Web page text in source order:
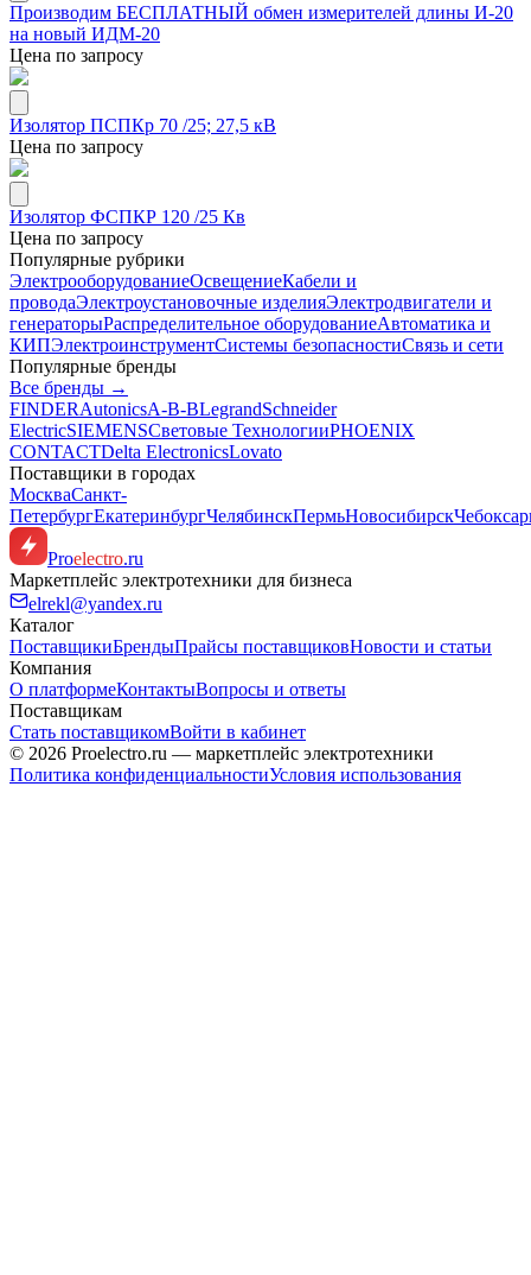
Производим БЕСПЛАТНЫЙ обмен измерителей длины И-20
на новый ИДМ-20
Цена по запросу
Изолятор ПСПКр 70 /25; 27,5 кВ
Цена по запросу
Изолятор ФСПКР 120 /25 Кв
Цена по запросу
Популярные рубрики
ЭлектрооборудованиеОсвещениеКабели и
проводаЭлектроустановочные изделияЭлектродвигатели и
генераторыРаспределительное оборудованиеАвтоматика и
КИПЭлектроинструментСистемы безопасностиСвязь и сети
Популярные бренды
Все бренды →
FINDERAutonicsA-B-BLegrandSchneider
ElectricSIEMENSСветовые ТехнологииPHOENIX
CONTACTDelta ElectronicsLovato
Поставщики в городах
МоскваСанкт-
ПетербургЕкатеринбургЧелябинскПермьНовосибирск
Proelectro.ru
Маркетплейс электротехники для бизнеса
elrekl@yandex.ru
Каталог
ПоставщикиБрендыПрайсы поставщиковНовости и статьи
Компания
О платформеКонтактыВопросы и ответы
Поставщикам
Стать поставщикомВойти в кабинет
© 2026 Proelectro.ru — маркетплейс электротехники
Политика конфиденциальностиУсловия использования